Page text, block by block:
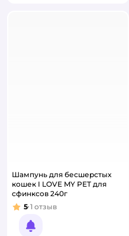
Шампунь для бесшерстых
кошек I LOVE MY PET для
сфинксов 240г
Рейтинг:
5 1 отзыв
Уведомить о появлении